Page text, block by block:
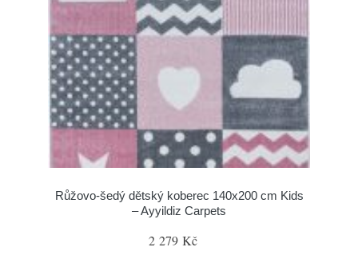
Růžovo-šedý dětský koberec 140x200 cm Kids
– Ayyildiz Carpets
2 279 Kč